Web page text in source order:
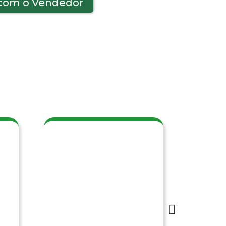
o Vendedor